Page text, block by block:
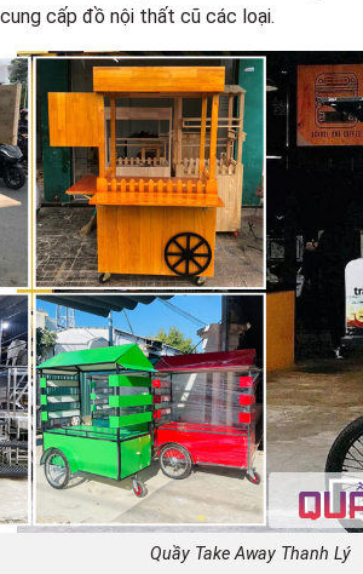
cấp đồ nội thất cũ các loại.
Quầy Take Away Thanh Lý